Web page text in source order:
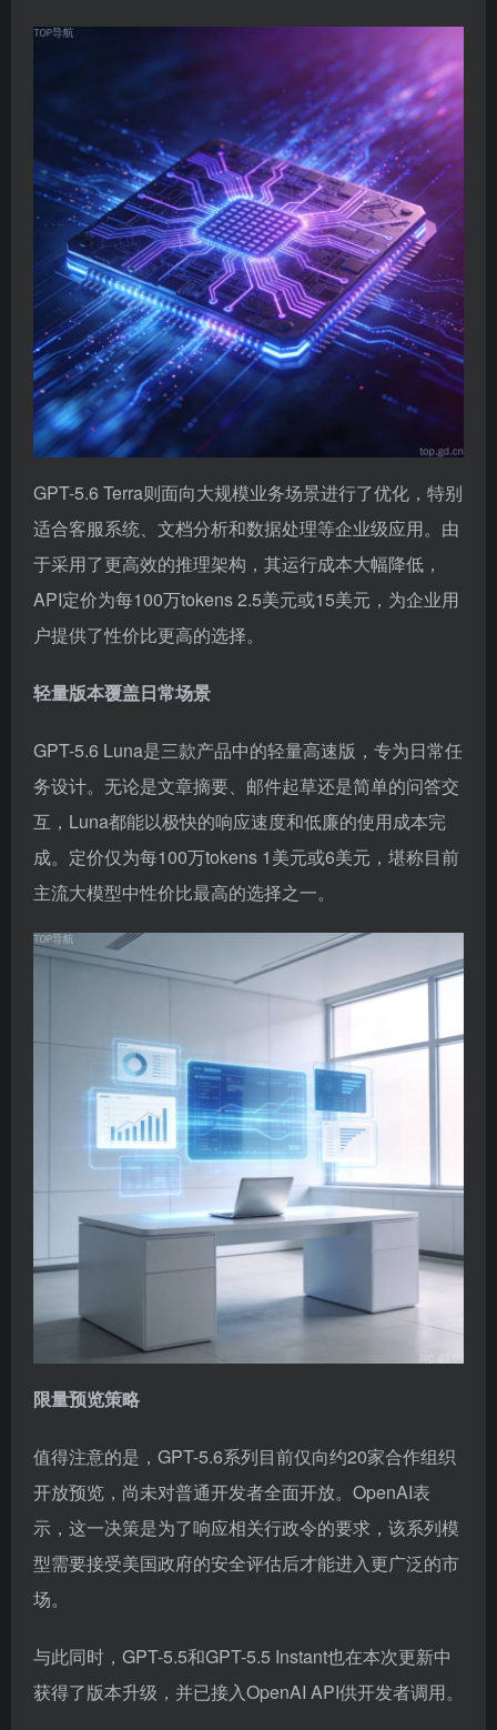
GPT-5.6 Terra则面向大规模业务场景进行了优化，特别
适合客服系统、文档分析和数据处理等企业级应用。由
于采用了更高效的推理架构，其运行成本大幅降低，
API定价为每100万tokens 2.5美元或15美元，为企业用
户提供了性价比更高的选择。
轻量版本覆盖日常场景
GPT-5.6 Luna是三款产品中的轻量高速版，专为日常任
务设计。无论是文章摘要、邮件起草还是简单的问答交
互，Luna都能以极快的响应速度和低廉的使用成本完
成。定价仅为每100万tokens 1美元或6美元，堪称目前
主流大模型中性价比最高的选择之一。
限量预览策略
值得注意的是，GPT-5.6系列目前仅向约20家合作组织
开放预览，尚未对普通开发者全面开放。OpenAI表
示，这一决策是为了响应相关行政令的要求，该系列模
型需要接受美国政府的安全评估后才能进入更广泛的市
场。
与此同时，GPT-5.5和GPT-5.5 Instant也在本次更新中
获得了版本升级，并已接入OpenAI API供开发者调用。